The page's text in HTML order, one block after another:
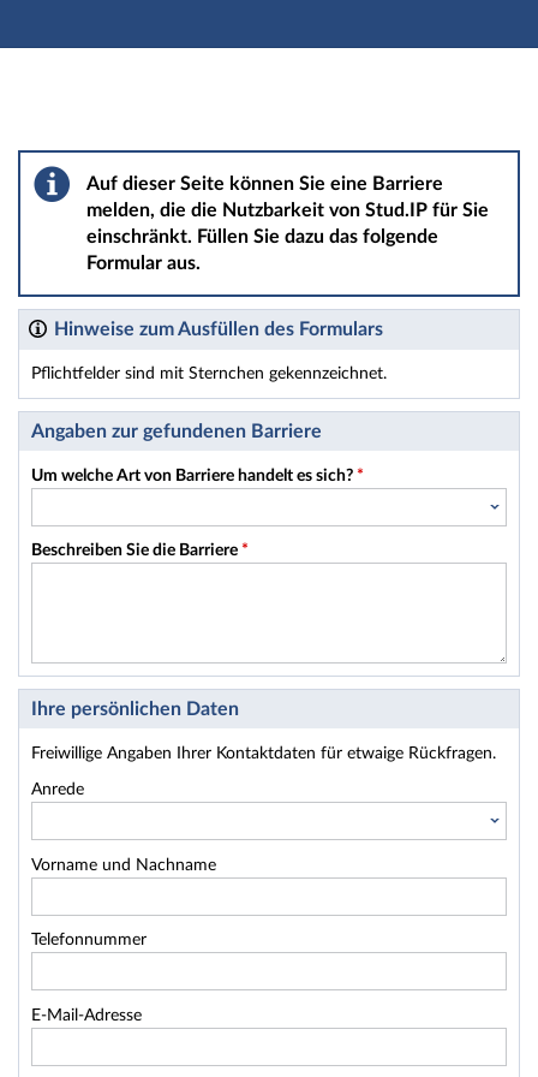
Hauptnavigation
Barriere melden
Auf dieser Seite können Sie eine Barriere
melden, die die Nutzbarkeit von Stud.IP für Sie
einschränkt. Füllen Sie dazu das folgende
Formular aus.
Hinweise zum Ausfüllen des Formulars
Pflichtfelder sind mit Sternchen gekennzeichnet.
Dieses Formular enthält Pflichtfelder.
Angaben zur gefundenen Barriere
Um welche Art von Barriere handelt es sich? *
Beschreiben Sie die Barriere *
Ihre persönlichen Daten
Freiwillige Angaben Ihrer Kontaktdaten für etwaige Rückfragen.
Anrede
Vorname und Nachname
Telefonnummer
E-Mail-Adresse